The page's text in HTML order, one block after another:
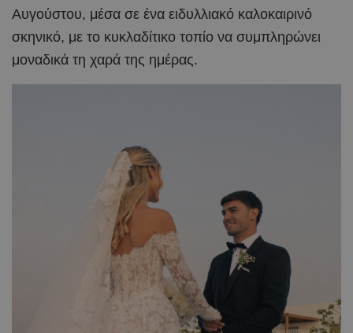
Αυγούστου, μέσα σε ένα ειδυλλιακό καλοκαιρινό
σκηνικό, με το κυκλαδίτικο τοπίο να συμπληρώνει
μοναδικά τη χαρά της ημέρας.